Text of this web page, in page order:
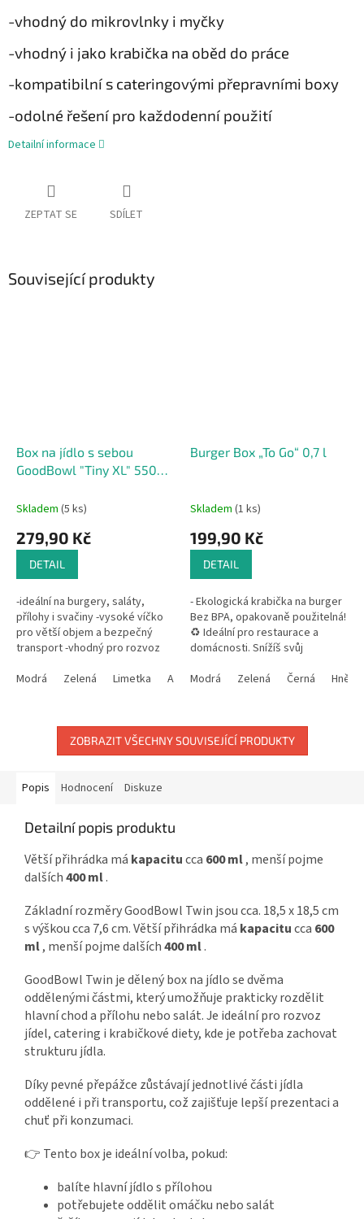
-vhodný do mikrovlnky i myčky
-vhodný i jako krabička na oběd do práce
-kompatibilní s cateringovými přepravními boxy
-odolné řešení pro každodenní použití
Detailní informace
ZEPTAT SE SDÍLET
Související produkty
Box na jídlo s sebou
GoodBowl "Tiny XL" 550
Skladem (5 ks)
279,90 Kč
DETAIL
-ideální na burgery, saláty,
přílohy i svačiny -vysoké víčko
pro větší objem a bezpečný
transport -vhodný pro rozvoz
použitelný v mikrovlnce i...
Modrá Zelená Limetka Antracit Béžová
Burger Box „To Go“ 0,7 l
Skladem (1 ks)
199,90 Kč
DETAIL
- Ekologická krabička na burger
Bez BPA, opakovaně použitelná!
♻️ Ideální pro restaurace a
domácnosti. Snížíš svůj
Opakovatelná krabička na
Modrá Zelená Černá Hnědá
ZOBRAZIT VŠECHNY SOUVISEJÍCÍ PRODUKTY
Popis Hodnocení Diskuze
Detailní popis produktu
Větší přihrádka má kapacitucca 600 ml, menší pojme
dalších400 ml.
Základní rozměry GoodBowl Twin jsou cca. 18,5 x 18,5 cm
s výškou cca 7,6 cm.Větší přihrádka má kapacitucca 600
ml, menší pojme dalších400 ml.
GoodBowl Twin je dělený box na jídlo se dvěma
oddělenými částmi, který umožňuje prakticky rozdělit
hlavní chod a přílohu nebo salát. Je ideální pro rozvoz
jídel, catering i krabičkové diety, kde je potřeba zachovat
strukturu jídla.
Díky pevné přepážce zůstávají jednotlivé části jídla
oddělené i při transportu, což zajišťuje lepší prezentaci a
chuť při konzumaci.
👉 Tento box je ideální volba, pokud:
balíte hlavní jídlo s přílohou
potřebujete oddělit omáčku nebo salát